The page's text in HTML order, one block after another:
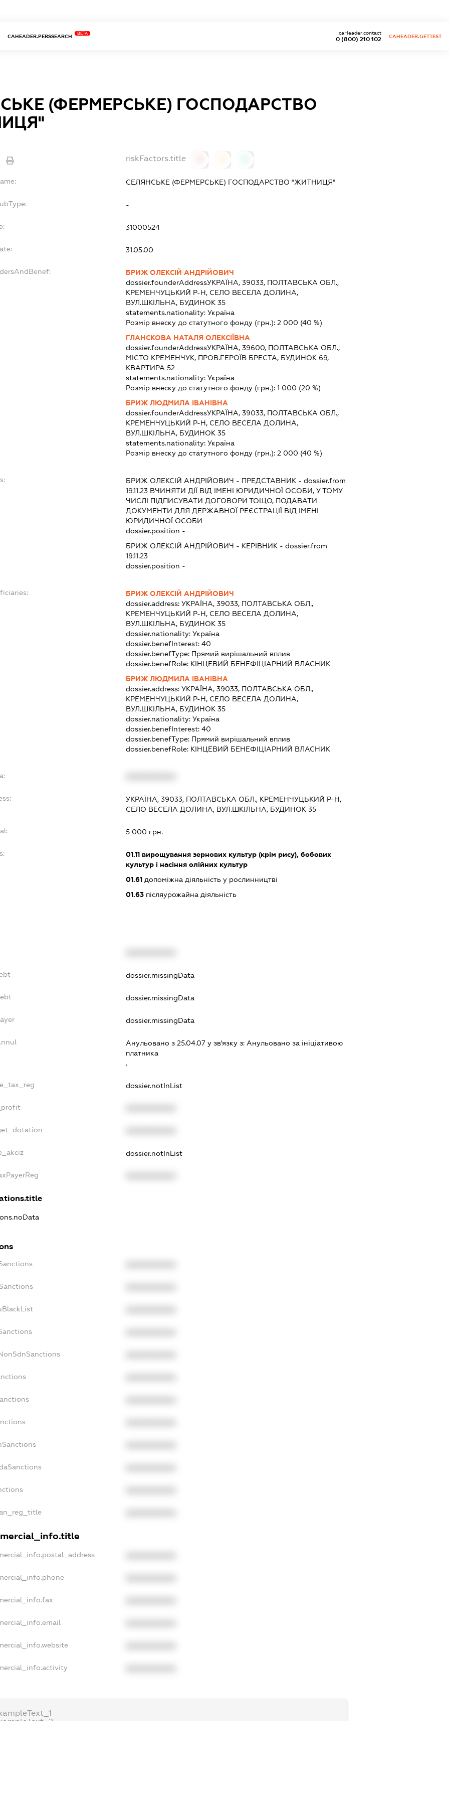
CAHEADER.PERSSEARCH
BETA
0 (800) 210 102
caHeader.contact
CAHEADER.GETTEST
(ФЕРМЕРСЬКЕ) ГОСПОДАРСТВО
riskFactors.title
СЕЛЯНСЬКЕ (ФЕРМЕРСЬКЕ) ГОСПОДАРСТВО "ЖИТНИЦЯ"
-
31000524
31.05.00
БРИЖ ОЛЕКСІЙ АНДРІЙОВИЧ
dossier.founderAddressУКРАЇНА, 39033, ПОЛТАВСЬКА ОБЛ.,
КРЕМЕНЧУЦЬКИЙ Р-Н, СЕЛО ВЕСЕЛА ДОЛИНА,
ВУЛ.ШКІЛЬНА, БУДИНОК 35
statements.nationality:Україна
Розмір внеску до статутного фонду (грн.):2 000 (40 %)
ГЛАНСКОВА НАТАЛЯ ОЛЕКСІЇВНА
dossier.founderAddressУКРАЇНА, 39600, ПОЛТАВСЬКА ОБЛ.,
МІСТО КРЕМЕНЧУК, ПРОВ.ГЕРОЇВ БРЕСТА, БУДИНОК 69,
КВАРТИРА 52
statements.nationality:Україна
Розмір внеску до статутного фонду (грн.):1 000 (20 %)
БРИЖ ЛЮДМИЛА ІВАНІВНА
dossier.founderAddressУКРАЇНА, 39033, ПОЛТАВСЬКА ОБЛ.,
КРЕМЕНЧУЦЬКИЙ Р-Н, СЕЛО ВЕСЕЛА ДОЛИНА,
ВУЛ.ШКІЛЬНА, БУДИНОК 35
statements.nationality:Україна
Розмір внеску до статутного фонду (грн.):2 000 (40 %)
БРИЖ ОЛЕКСІЙ АНДРІЙОВИЧ - ПРЕДСТАВНИК - dossier.from
19.11.23 ВЧИНЯТИ ДІЇ ВІД ІМЕНІ ЮРИДИЧНОЇ ОСОБИ, У ТОМУ
ЧИСЛІ ПІДПИСУВАТИ ДОГОВОРИ ТОЩО, ПОДАВАТИ
ДОКУМЕНТИ ДЛЯ ДЕРЖАВНОЇ РЕЄСТРАЦІЇ ВІД ІМЕНІ
ЮРИДИЧНОЇ ОСОБИ
dossier.position -
БРИЖ ОЛЕКСІЙ АНДРІЙОВИЧ - КЕРІВНИК - dossier.from
19.11.23
dossier.position -
БРИЖ ОЛЕКСІЙ АНДРІЙОВИЧ
dossier.address:УКРАЇНА, 39033, ПОЛТАВСЬКА ОБЛ.,
КРЕМЕНЧУЦЬКИЙ Р-Н, СЕЛО ВЕСЕЛА ДОЛИНА,
ВУЛ.ШКІЛЬНА, БУДИНОК 35
dossier.nationality:Україна
dossier.benefInterest:40
dossier.benefType: Прямий вирішальний вплив
dossier.benefRole: КІНЦЕВИЙ БЕНЕФІЦІАРНИЙ ВЛАСНИК
БРИЖ ЛЮДМИЛА ІВАНІВНА
dossier.address:УКРАЇНА, 39033, ПОЛТАВСЬКА ОБЛ.,
КРЕМЕНЧУЦЬКИЙ Р-Н, СЕЛО ВЕСЕЛА ДОЛИНА,
ВУЛ.ШКІЛЬНА, БУДИНОК 35
dossier.nationality:Україна
dossier.benefInterest:40
dossier.benefType: Прямий вирішальний вплив
dossier.benefRole: КІНЦЕВИЙ БЕНЕФІЦІАРНИЙ ВЛАСНИК
УКРАЇНА, 39033, ПОЛТАВСЬКА ОБЛ., КРЕМЕНЧУЦЬКИЙ Р-Н,
СЕЛО ВЕСЕЛА ДОЛИНА, ВУЛ.ШКІЛЬНА, БУДИНОК 35
5 000 грн.
01.11 вирощування зернових культур (крім рису), бобових
культур і насіння олійних культур
01.61 допоміжна діяльність у рослинництві
01.63 післяурожайна діяльність
dossier.missingData
dossier.missingData
dossier.missingData
Анульовано з 25.04.07 у зв'язку з: Анульовано за iнiцiативою
платника
.
dossier.notInList
dossier.notInList